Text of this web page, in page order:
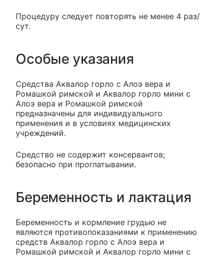
Процедуру следует повторять не менее 4 раз/
сут.
Особые указания
Средства Аквалор горло с Алоэ вера и
Ромашкой римской и Аквалор горло мини с
Алоэ вера и Ромашкой римской
предназначены для индивидуального
применения и в условиях медицинских
учреждений.
Средство не содержит консервантов;
безопасно при проглатывании.
Беременность и лактация
Беременность и кормление грудью не
являются противопоказаниями к применению
средств Аквалор горло с Алоэ вера и
Ромашкой римской и Аквалор горло мини с